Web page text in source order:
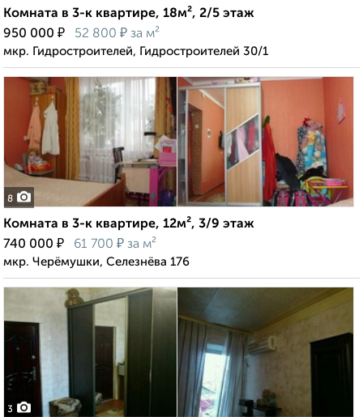
Комната в 3-к квартире, 18м², 2/5 этаж
950 000 ₽ 52 800 ₽ за м²
мкр. Гидростроителей, Гидростроителей 30/1
8
Комната в 3-к квартире, 12м², 3/9 этаж
740 000 ₽ 61 700 ₽ за м²
мкр. Черёмушки, Селезнёва 176
3